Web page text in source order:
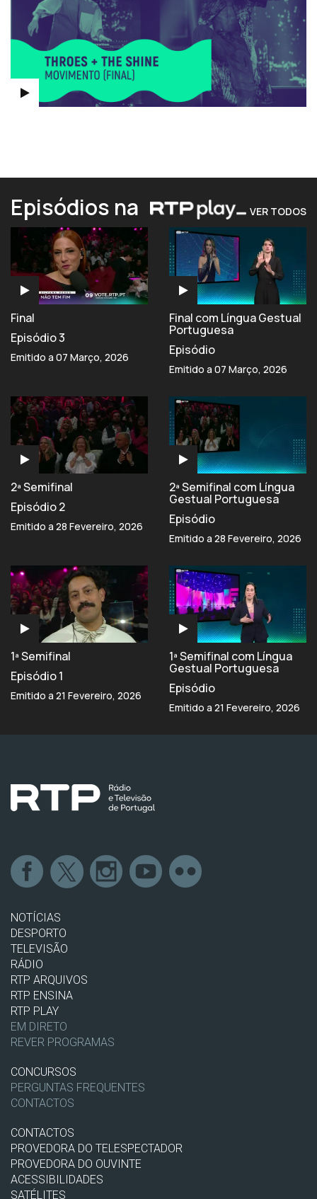
Episódios na VER TODOS
Final
Episódio 3
Emitido a 07 Março, 2026
Final com Língua Gestual
Portuguesa
Episódio
Emitido a 07 Março, 2026
2ª Semifinal
Episódio 2
Emitido a 28 Fevereiro, 2026
2ª Semifinal com Língua
Gestual Portuguesa
Episódio
Emitido a 28 Fevereiro, 2026
1ª Semifinal
Episódio 1
Emitido a 21 Fevereiro, 2026
1ª Semifinal com Língua
Gestual Portuguesa
Episódio
Emitido a 21 Fevereiro, 2026
NOTÍCIAS
DESPORTO
TELEVISÃO
RÁDIO
RTP ARQUIVOS
RTP ENSINA
RTP PLAY
EM DIRETO
REVER PROGRAMAS
CONCURSOS
PERGUNTAS FREQUENTES
CONTACTOS
CONTACTOS
PROVEDORA DO TELESPECTADOR
PROVEDORA DO OUVINTE
ACESSIBILIDADES
SATÉLITES